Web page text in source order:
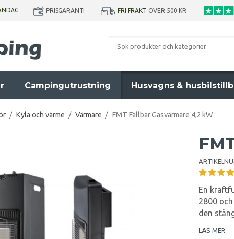
PRISGARANTI FRI FRAKT ÖVER 500 KR
Campingutrustning Husvagns &
/ Kyla och värme / Värmare / FMT Fällbar Gasvärmare 4,2 kW
En
2800
den
LÄS MER